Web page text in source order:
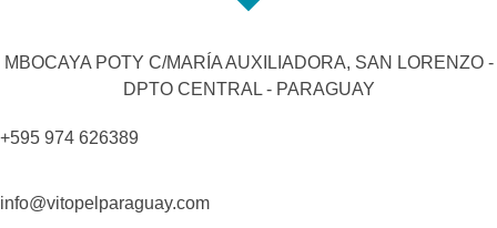
MBOCAYA POTY C/MARÍA AUXILIADORA, SAN LORENZO -
DPTO CENTRAL - PARAGUAY
+595 974 626389
info@vitopelparaguay.com